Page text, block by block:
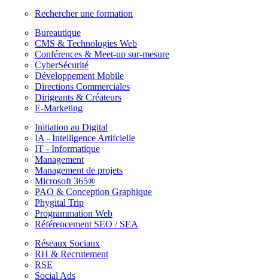
Rechercher une formation
Bureautique
CMS & Technologies Web
Conférences & Meet-up sur-mesure
CyberSécurité
Développement Mobile
Directions Commerciales
Dirigeants & Créateurs
E-Marketing
Initiation au Digital
IA - Intelligence Artifcielle
IT - Informatique
Management
Management de projets
Microsoft 365®
PAO & Conception Graphique
Phygital Trip
Programmation Web
Référencement SEO / SEA
Réseaux Sociaux
RH & Recrutement
RSE
Social Ads